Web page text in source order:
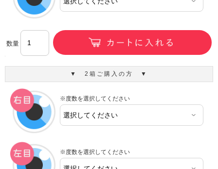
数量
▼ 2箱ご購入の方 ▼
※度数を選択してください
※度数を選択してください